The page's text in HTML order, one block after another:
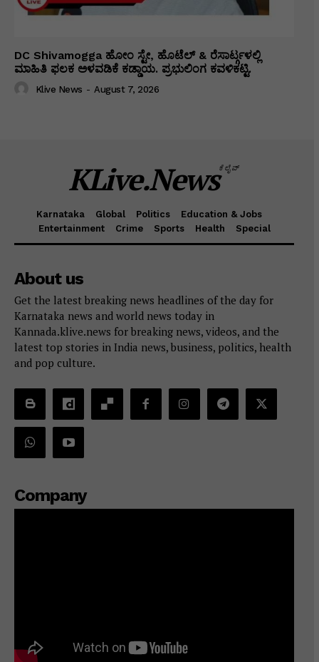
DC Shivamogga ಹೋಂ ಸ್ಟೇ, ಹೊಟೆಲ್ & ರೆಸಾರ್ಟ್ಗಳಲ್ಲಿ
ಮಾಹಿತಿ ಫಲಕ ಅಳವಡಿಕೆ ಕಡ್ಡಾಯ. ಪ್ರಭುಲಿಂಗ ಕವಳಿಕಟ್ಟಿ.
Klive News - August 7, 2026
KLive.Newsಕೆಲೈವ್
Karnataka Global Politics
Education & Jobs
Entertainment
Crime Sports Health Special
About us
Get the latest breaking news headlines of the day for
Karnataka news and world news today in
Kannada.klive.news for breaking news, videos, and the
latest top stories in India news, business, politics, health
and pop culture.
Company